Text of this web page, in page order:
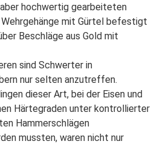
hochwertig gearbeiteten
Wehrgehänge mit Gürtel befestigt
Beschläge aus Gold mit
sind Schwerter in
nur selten anzutreffen.
dieser Art, bei der Eisen und
Härtegraden unter kontrollierter
Hammerschlägen
mussten, waren nicht nur